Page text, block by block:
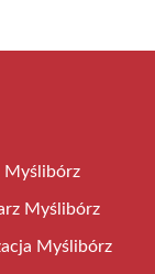
Myślibórz
Myślibórz
Myślibórz